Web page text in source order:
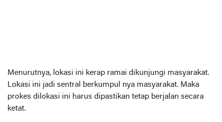
Menurutnya, lokasi ini kerap ramai dikunjungi masyarakat.
Lokasi ini jadi sentral berkumpul nya masyarakat. Maka
prokes dilokasi ini harus dipastikan tetap berjalan secara
ketat.